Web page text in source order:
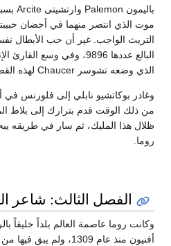
موت الذي انتصر منهما في أحضان
التريث الواجب. غير أن حب الأبطال
البالغ عددها 9896، وفي وسع
الذي وضعه تشوسر Chaucer لهذه القصيدة في قصة الفارس.
من ذلك الوقت قدم بترارك إلى بلاط
ظلال هذا المليك، ثم سار في طريقه
روما.
الفصل الثالث: شاعر
وكانت روما عاصمة العالم بلداً خليقاً
أفنيون منذ عام 1309،